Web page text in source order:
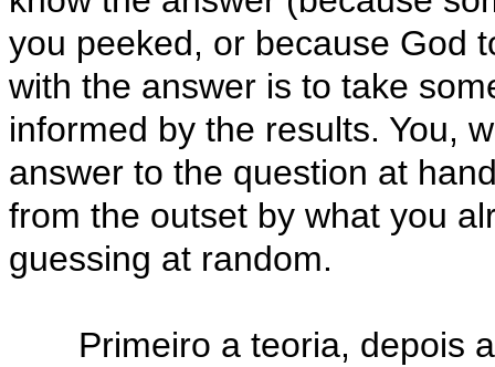
you peeked, or because God
with the answer is to take
informed by the results. You,
answer to the question at
from the outset by what you
guessing at random.
Primeiro a teoria, depois a